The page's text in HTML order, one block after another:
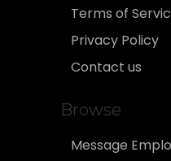
Terms of
Privacy Policy
Contact us
Browse
Message